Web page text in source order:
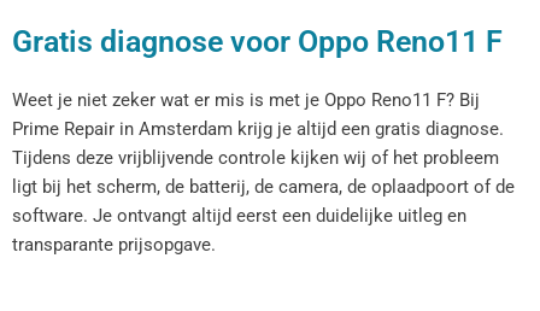
Gratis diagnose voor Oppo Reno11 F
Weet je niet zeker wat er mis is met je Oppo Reno11 F? Bij
Prime Repair in Amsterdam krijg je altijd een gratis diagnose.
Tijdens deze vrijblijvende controle kijken wij of het probleem
ligt bij het scherm, de batterij, de camera, de oplaadpoort of de
software. Je ontvangt altijd eerst een duidelijke uitleg en
transparante prijsopgave.